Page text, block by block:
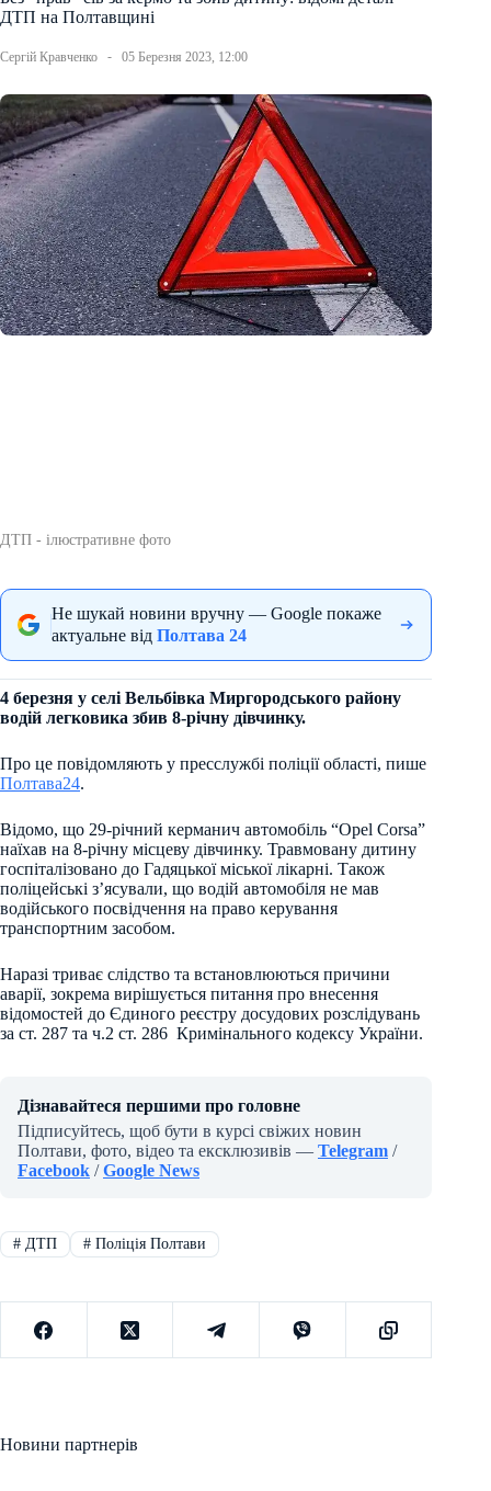
ДТП на Полтавщині
Сергій Кравченко 05 Березня 2023, 12:00
ДТП - ілюстративне фото
Не шукай новини вручну — Google покаже
актуальне від Полтава 24
4 березня у селі Вельбівка Миргородського району
водій легковика збив 8-річну дівчинку.
Про це повідомляють у пресслужбі поліції області, пише
Полтава24.
Відомо, що 29-річний керманич автомобіль “Opel Corsa”
наїхав на 8-річну місцеву дівчинку. Травмовану дитину
госпіталізовано до Гадяцької міської лікарні. Також
поліцейські з’ясували, що водій автомобіля не мав
водійського посвідчення на право керування
транспортним засобом.
Наразі триває слідство та встановлюються причини
аварії, зокрема вирішується питання про внесення
відомостей до Єдиного реєстру досудових розслідувань
за ст. 287 та ч.2 ст. 286 Кримінального кодексу України.
Дізнавайтеся першими про головне
Підписуйтесь, щоб бути в курсі свіжих новин
Полтави, фото, відео та ексклюзивів — Telegram /
Facebook /Google News
#ДТП #Поліція Полтави
Новини партнерів